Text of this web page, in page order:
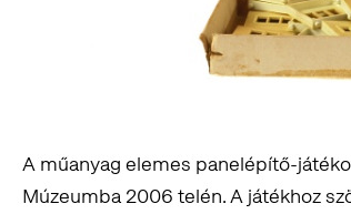
A műanyag elemes panelépítő-
Múzeumba 2006 telén. A játékhoz